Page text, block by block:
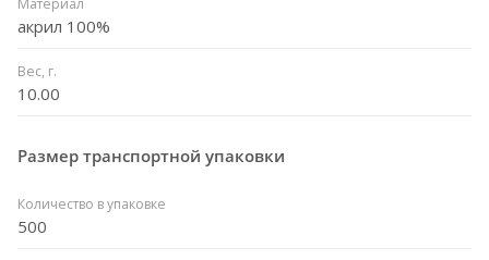
акрил 100%
Вес, г.
10.00
Размер транспортной упаковки
Количество в упаковке
500